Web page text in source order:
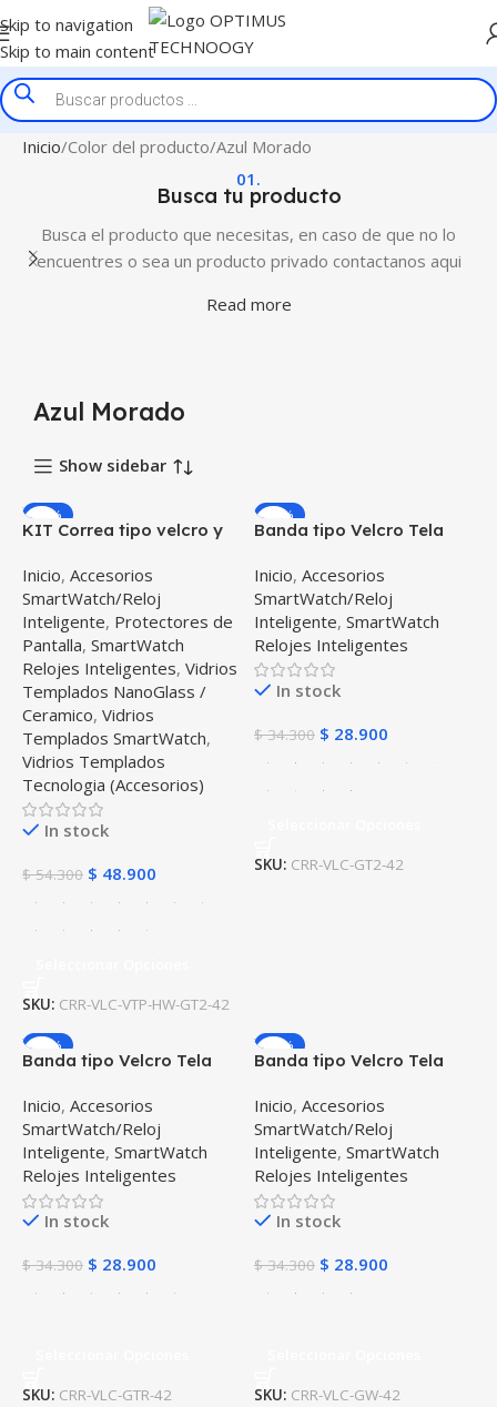
Skip to navigation
Skip to main content
Inicio Color del producto Azul Morado
01.
Busca tu producto
Busca el producto que necesitas, en caso de que no lo
encuentres o sea un producto privado contactanos aqui
Read more
Azul Morado
Show sidebar
-10%
KIT Correa tipo velcro y
para Reloj Smartwatch
Huawei GT2 42mm
Inicio, Accesorios
SmartWatch/Reloj
Inteligente, Protectores de
Pantalla, SmartWatch
Relojes Inteligentes, Vidrios
Templados NanoGlass /
Ceramico, Vidrios
Templados SmartWatch,
Vidrios Templados
Tecnologia (Accesorios)
In stock
$54.300 $ 48.900
SKU: CRR-VLC-VTP-HW-GT2-42
-16%
Banda tipo Velcro Tela
Smartwatch Huawei GT 2
42mm
Inicio, Accesorios
SmartWatch/Reloj
Inteligente, SmartWatch
Relojes Inteligentes
In stock
$34.300 $ 28.900
SKU: CRR-VLC-GT2-42
-16%
Banda tipo Velcro Tela
Smartwatch Xiaomi
Amazfit Gtr 42mm
Inicio, Accesorios
SmartWatch/Reloj
Inteligente, SmartWatch
Relojes Inteligentes
In stock
$34.300 $ 28.900
SKU: CRR-VLC-GTR-42
-16%
Banda tipo Velcro Tela
Smartwatch Samsung
Galaxy Watch 42mm
Inicio, Accesorios
SmartWatch/Reloj
Inteligente, SmartWatch
Relojes Inteligentes
In stock
$34.300 $ 28.900
SKU: CRR-VLC-GW-42